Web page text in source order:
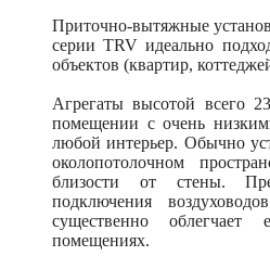
Приточно-вытяжные
серии TRV идеально
объектов (квартир,
Агрегаты высотой всего
помещении с очень
любой интерьер. Обычно
околопотолочном
близости от стены.
подключения
существенно
помещениях.